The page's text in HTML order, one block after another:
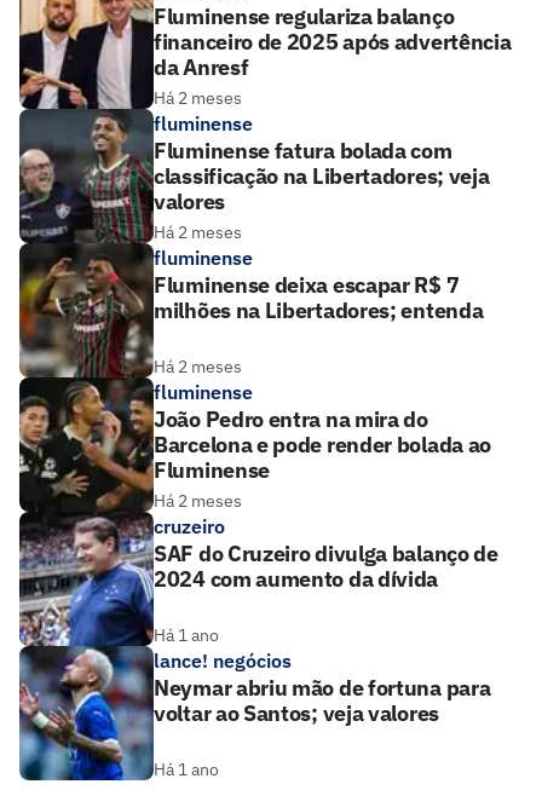
Fluminense regulariza balanço
financeiro de 2025 após advertência
da Anresf
Há 2 meses
fluminense
Fluminense fatura bolada com
classificação na Libertadores; veja
valores
Há 2 meses
fluminense
Fluminense deixa escapar R$ 7
milhões na Libertadores; entenda
Há 2 meses
fluminense
João Pedro entra na mira do
Barcelona e pode render bolada ao
Fluminense
Há 2 meses
cruzeiro
SAF do Cruzeiro divulga balanço de
2024 com aumento da dívida
Há 1 ano
lance! negócios
Neymar abriu mão de fortuna para
voltar ao Santos; veja valores
Há 1 ano